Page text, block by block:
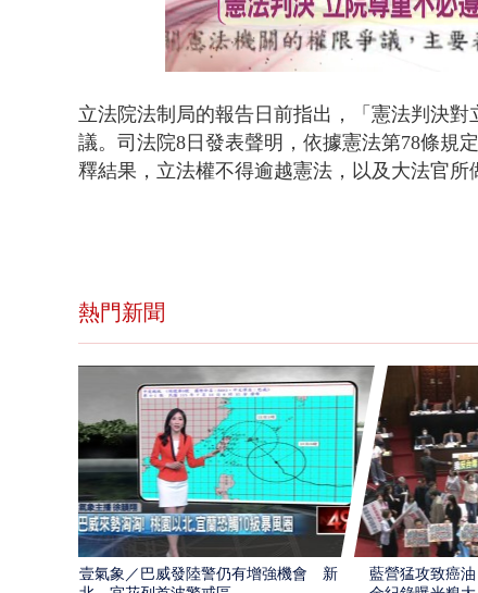
Unmute
立法院法制局的報告日前指出，「憲法判決
議。司法院8日發表聲明，依據憲法第78條規
釋結果，立法權不得逾越憲法，以及大法官所
熱門新聞
壹氣象／巴威發陸警仍有增強機會 新
藍營猛攻致癌